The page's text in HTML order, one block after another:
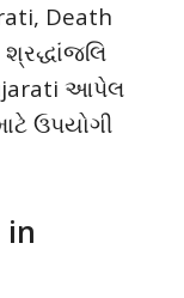
Death
આપેલ
ઉપયોગી
in